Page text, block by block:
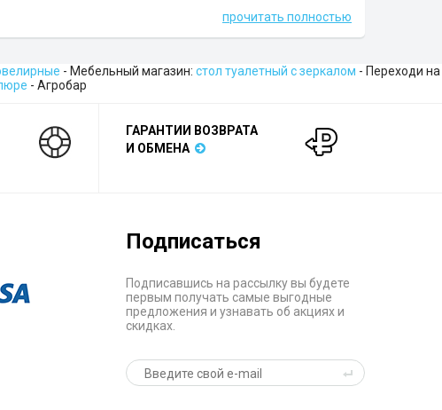
прочитать полностью
- Мебельный магазин: стол туалетный с зеркалом - Переходи на
- Агробар
ГАРАНТИИ ВОЗВРАТА
И ОБМЕНА
Подписаться
Подписавшись на рассылку вы будете
первым получать самые выгодные
предложения и узнавать об акциях и
скидках.